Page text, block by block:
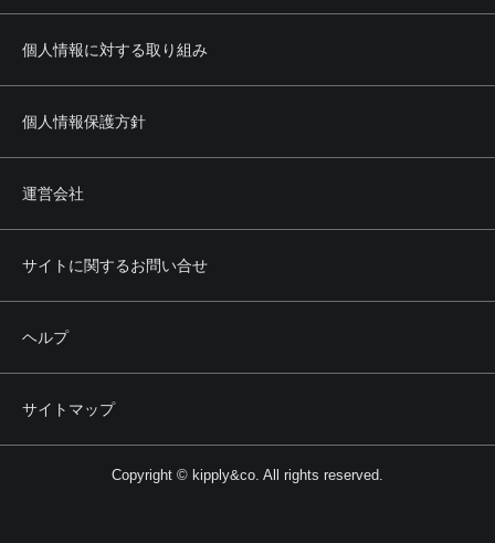
個人情報に対する取り組み
個人情報保護方針
運営会社
サイトに関するお問い合せ
ヘルプ
サイトマップ
Copyright © kipply&co. All rights reserved.